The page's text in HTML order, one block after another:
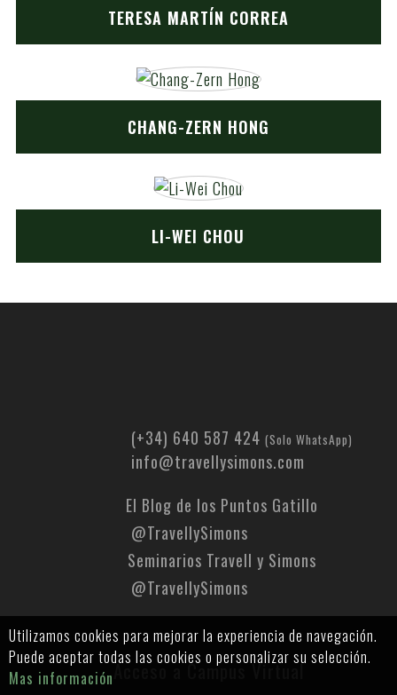
Utilizamos cookies para mejorar la experiencia de navegación.
Puede aceptar todas las cookies o personalizar su selección.
Mas información
TERESA MARTÍN CORREA
CHANG-ZERN HONG
LI-WEI CHOU
(+34) 640 587 424 (Solo WhatsApp)
info@travellysimons.com
El Blog de los Puntos Gatillo
@TravellySimons
Seminarios Travell y Simons
@TravellySimons
Acceso a Campus Virtual